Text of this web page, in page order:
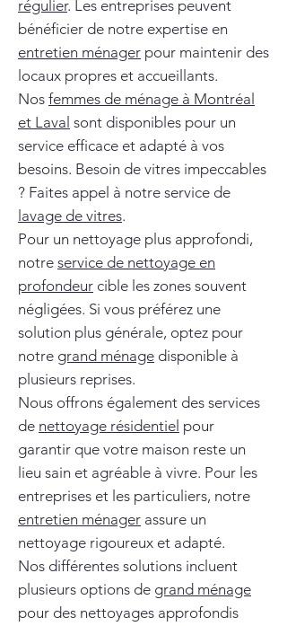
régulier. Les entreprises peuvent
bénéficier de notre expertise en
entretien ménager pour maintenir des
locaux propres et accueillants.
Nos femmes de ménage à Montréal
et Laval sont disponibles pour un
service efficace et adapté à vos
besoins. Besoin de vitres impeccables
? Faites appel à notre service de
lavage de vitres.
Pour un nettoyage plus approfondi,
notre service de nettoyage en
profondeur cible les zones souvent
négligées. Si vous préférez une
solution plus générale, optez pour
notre grand ménage disponible à
plusieurs reprises.
Nous offrons également des services
de nettoyage résidentiel pour
garantir que votre maison reste un
lieu sain et agréable à vivre. Pour les
entreprises et les particuliers, notre
entretien ménager assure un
nettoyage rigoureux et adapté.
Nos différentes solutions incluent
plusieurs options de grand ménage
pour des nettoyages approfondis